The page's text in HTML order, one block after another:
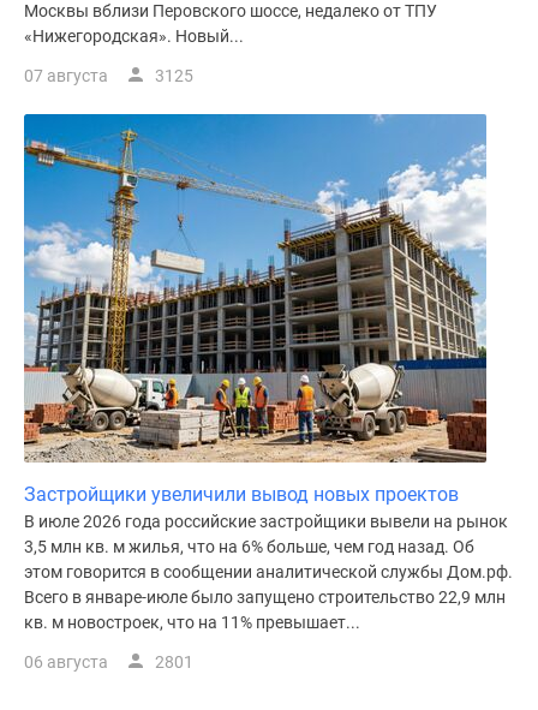
Москвы вблизи Перовского шоссе, недалеко от ТПУ
«Нижегородская». Новый...
07 августа 3125
Застройщики увеличили вывод новых проектов
В июле 2026 года российские застройщики вывели на рынок
3,5 млн кв. м жилья, что на 6% больше, чем год назад. Об
этом говорится в сообщении аналитической службы Дом.рф.
Всего в январе-июле было запущено строительство 22,9 млн
кв. м новостроек, что на 11% превышает...
06 августа 2801